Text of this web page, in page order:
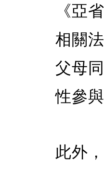
《亞
相關
父母
性參
此外